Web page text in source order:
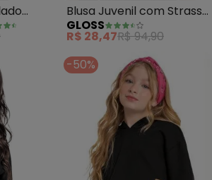
Blusa Juvenil com Strass
para Menina (Preto)
GLOSS
R$ 28,47R$ 94,90
-50%